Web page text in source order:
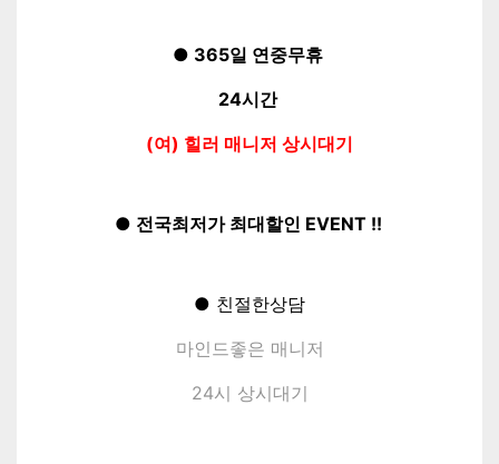
● 365일 연중무휴
24시간
(여) 힐러 매니저 상시대기
● 전국최저가 최대할인 EVENT !!
● 친절한상담
마인드좋은 매니저
24시 상시대기